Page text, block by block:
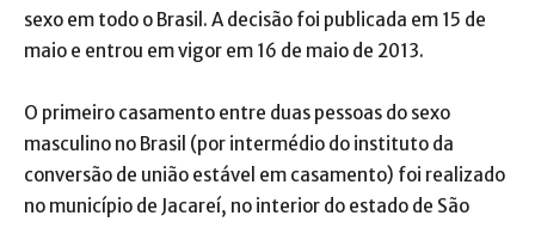
sexo em todo o Brasil. A decisão foi publicada em 15 de
maio e entrou em vigor em 16 de maio de 2013.
O primeiro casamento entre duas pessoas do sexo
masculino no Brasil (por intermédio do instituto da
conversão de união estável em casamento) foi realizado
no município de Jacareí, no interior do estado de São